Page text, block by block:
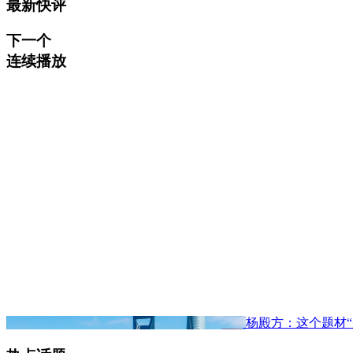
最新快评
下一个
连续播放
杨殿方：这个题材